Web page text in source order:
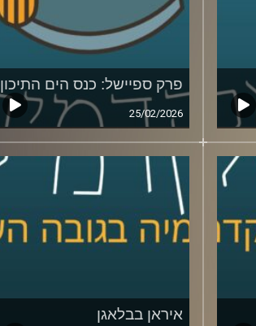
פרק ספיישל: כנס הים התיכון
25/02/2026
איראן בבלאגן